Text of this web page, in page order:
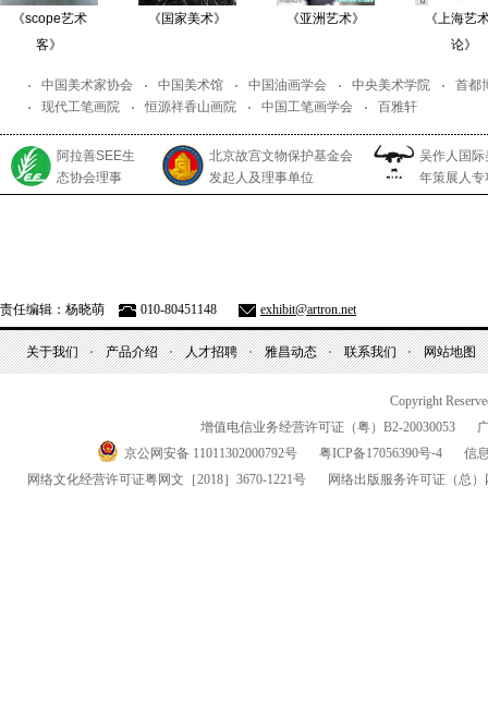
《scope艺术
客》
《国家美术》 《亚洲艺术》
《上海艺
论》
中国美术家协会 中国美术馆 中国油画学会 中央美术学院
首都
现代工笔画院
恒源祥香山画院 中国工笔画学会 百雅轩
阿拉善SEE生
态协会理事
北京故宫文物保护基金会
发起人及理事单位
吴作人国
年策展人专
责任编辑：杨晓萌 010-80451148 exhibit@artron.net
关于我们 产品介绍 人才招聘 雅昌动态 联系我们 网站地图
Copyright
增值电信业务经营许可证（粤） B2-20030053
京公网安备 11011302000792号
粤ICP备17056390号-4
信
网络文化经营许可证粤网文 ［2018］3670-1221号 网络出版服务许可证 （总